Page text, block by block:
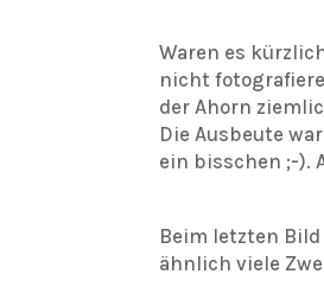
Waren es
nicht
der Ahorn
Die Ausbeute
ein bisschen ;-).
Beim letzten
ähnlich viele